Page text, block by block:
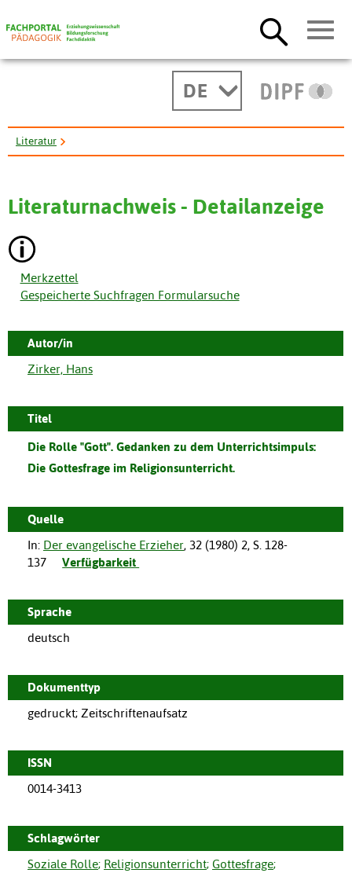
DE
Literatur
Literaturnachweis - Detailanzeige
Merkzettel
Gespeicherte Suchfragen Formularsuche
Autor/in
Zirker, Hans
Titel
Die Rolle "Gott". Gedanken zu dem Unterrichtsimpuls:
Die Gottesfrage im Religionsunterricht.
Quelle
In: Der evangelische Erzieher, 32 (1980) 2, S. 128-
137
Verfügbarkeit
Sprache
deutsch
Dokumenttyp
gedruckt; Zeitschriftenaufsatz
ISSN
0014-3413
Schlagwörter
Soziale Rolle; Religionsunterricht; Gottesfrage;